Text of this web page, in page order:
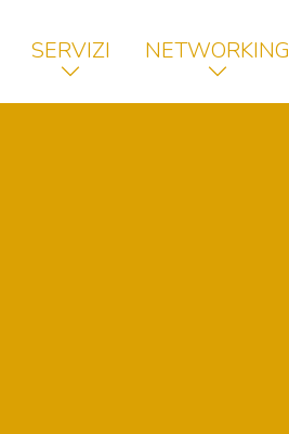
SERVIZI NETWORKING